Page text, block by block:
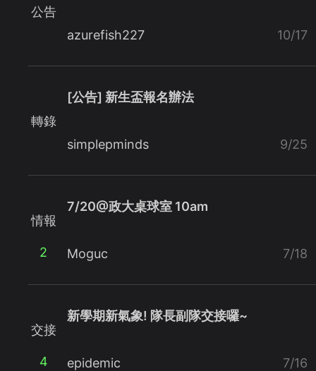
公告
azurefish227 10/17
轉錄
[公告] 新生盃報名辦法
simplepminds 9/25
情報
2
7/20@政大桌球室 10am
Moguc 7/18
交接
4
新學期新氣象! 隊長副隊交接囉~
epidemic 7/16